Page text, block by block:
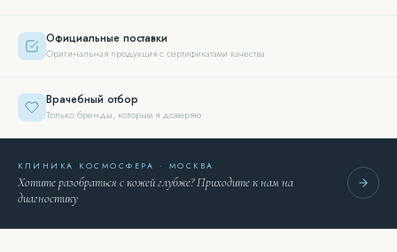
Официальные поставки
Оригинальная продукция с сертификатами качества
Врачебный отбор
Только бренды, которым я доверяю
КЛИНИКА КОСМОСФЕРА · МОСКВА
Хотите разобраться с кожей глубже? Приходите к нам на
диагностику